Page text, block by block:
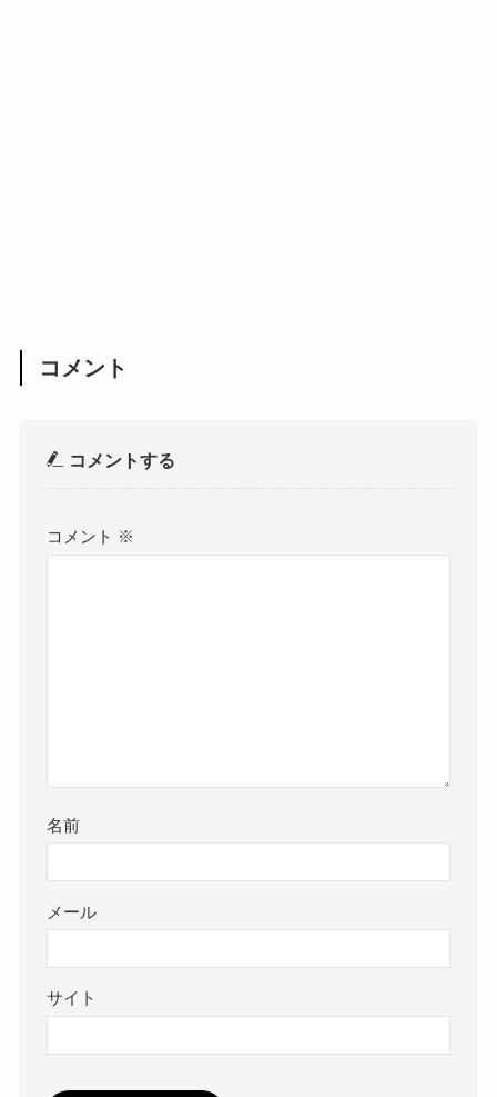
コメント
コメントする
コメント ※
名前
メール
サイト